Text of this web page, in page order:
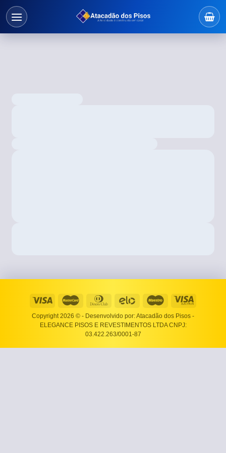
Copyright 2026 © - Desenvolvido por: Atacadão dos Pisos -
ELEGANCE PISOS E REVESTIMENTOS LTDA CNPJ:
03.422.263/0001-87